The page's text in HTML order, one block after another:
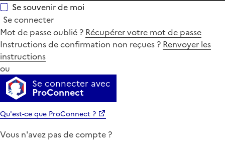
Se souvenir de moi
Se connecter
Mot de passe oublié ? Récupérer votre mot de passe
Instructions de confirmation non reçues ? Renvoyer les
instructions
ou
Se connecter avec
ProConnect
Qu'est-ce que ProConnect ?
Vous n'avez pas de compte ?